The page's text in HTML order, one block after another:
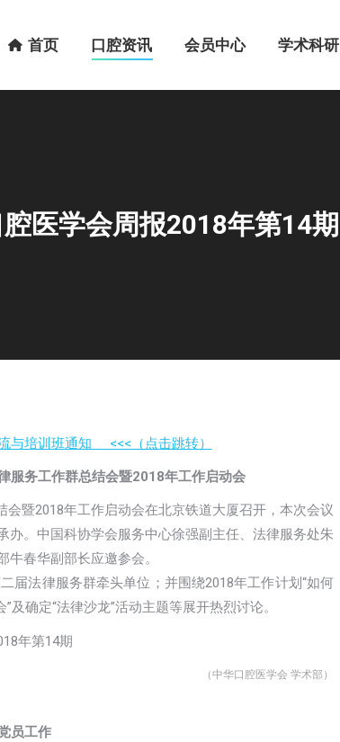
首页 口腔资讯 会员中心 学术科研
医学会周报2018年第14期
与培训班通知 <<<（点击跳转）
服务工作群总结会暨2018年工作启动会
暨2018年工作启动会在北京铁道大厦召开，本次会议
。中国科协学会服务中心徐强副主任、法律服务处朱
春华副部长应邀参会。
届法律服务群牵头单位；并围绕2018年工作计划“如何
确定“法律沙龙”活动主题等展开热烈讨论。
（中华口腔医学会 学术部）
员工作